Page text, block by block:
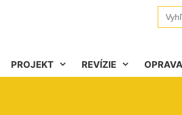
for:
PROJEKT REVÍZIE OPRAVA